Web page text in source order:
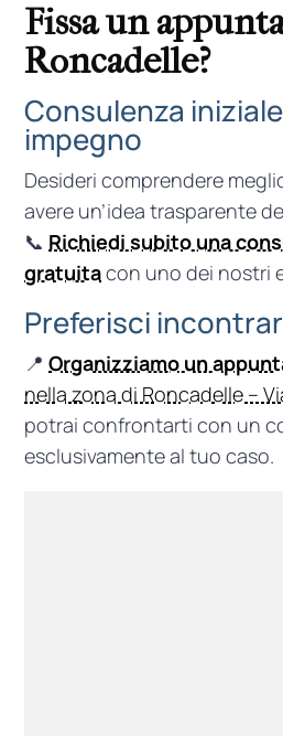
Fissa un
Roncadelle?
Consulenza
impegno
Desideri comprendere
avere un’idea trasparente
📞 Richiedi subito una
gratuitacon uno dei nostri
Preferisci
📍Organizziamo un
nella zona di Roncadelle –
potrai confrontarti con un
esclusivamente al tuo caso.